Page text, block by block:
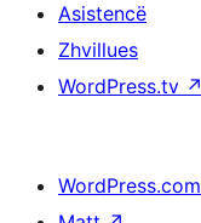
Asistencë
Zhvillues
WordPress.tv ↗
WordPress.com